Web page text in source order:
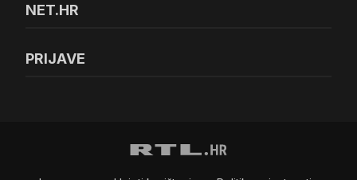
NET.HR
PRIJAVE